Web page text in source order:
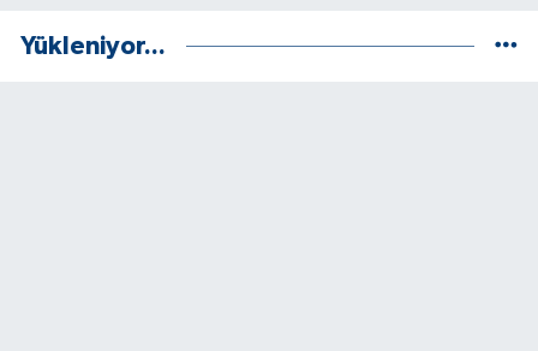
Yükleniyor...